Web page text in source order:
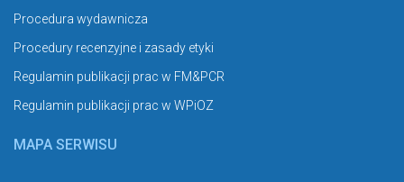
Procedura wydawnicza
Procedury recenzyjne i zasady etyki
Regulamin publikacji prac w FM&PCR
Regulamin publikacji prac w WPiOZ
MAPA SERWISU